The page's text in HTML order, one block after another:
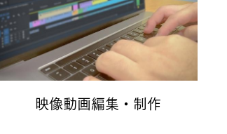
映像動画編集・制作